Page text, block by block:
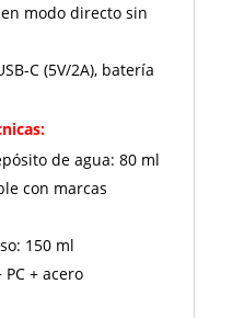
en modo directo sin
C (5V/2A), batería
de agua: 80 ml
con marcas
150 ml
+ acero